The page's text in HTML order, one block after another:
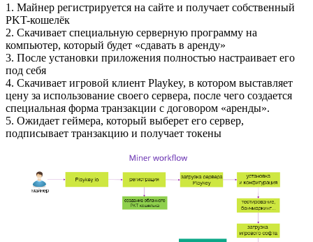
1. Майнер регистрируется на сайте и получает собственный
PKT-кошелёк
2. Скачивает специальную серверную программу на
компьютер, который будет «сдавать в аренду»
3. После установки приложения полностью настраивает его
под себя
4. Скачивает игровой клиент Playkey, в котором выставляет
цену за использование своего сервера, после чего создается
специальная форма транзакции с договором «аренды».
5. Ожидает геймера, который выберет его сервер,
подписывает транзакцию и получает токены